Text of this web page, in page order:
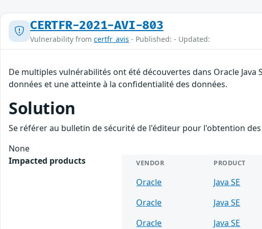
CERTFR-2021-AVI-803
Vulnerability from certfr_avis - Published: - Updated:
De multiples vulnérabilités ont été découvertes dans Oracle
données et une atteinte à la confidentialité des données.
Solution
Se référer au bulletin de sécurité de l'éditeur pour l'obtention
None
Impacted products
VENDOR PRODUCT
Oracle Java SE
Oracle
Java SE
Oracle
Java SE